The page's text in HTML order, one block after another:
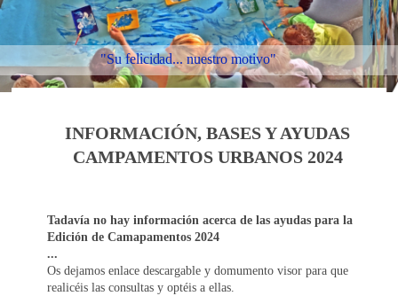
"Su felicidad... nuestro motivo"
INFORMACIÓN, BASES Y AYUDAS
CAMPAMENTOS URBANOS 2024
Tadavía no hay información acerca de las ayudas para la
Edición de Camapamentos 2024
...
Os dejamos enlace descargable y domumento visor para que
realicéis las consultas y optéis a ellas.